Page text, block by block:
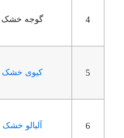
4 گوجه خشک
5 کیوی خشک
6 آلبالو خشک